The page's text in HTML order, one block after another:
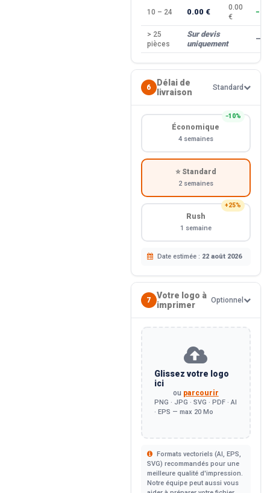
10 – 24 0.00 €
0.00
€
> 25
pièces
Sur devis
uniquement
—
6
Délai de
livraison
Standard
−10%
Économique
4 semaines
⭐ Standard
2 semaines
+25%
Rush
1 semaine
Date estimée : 22 août 2026
7
Votre logo à
imprimer
Optionnel
Glissez votre logo
ici
ou parcourir
PNG · JPG · SVG · PDF · AI
· EPS — max 20 Mo
Formats vectoriels (AI, EPS,
SVG) recommandés pour une
meilleure qualité d'impression.
Notre équipe peut aussi vous